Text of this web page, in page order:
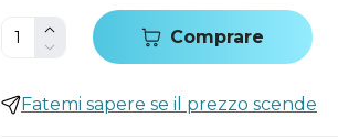
Comprare
Fatemi sapere se il prezzo scende